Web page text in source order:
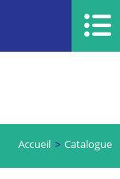
Accueil Catalogue